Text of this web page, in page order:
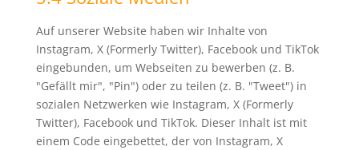
Auf unserer Website haben wir Inhalte von
Instagram, X (Formerly Twitter), Facebook und TikTok
eingebunden, um Webseiten zu bewerben (z. B.
"Gefällt mir", "Pin") oder zu teilen (z. B. "Tweet") in
sozialen Netzwerken wie Instagram, X (Formerly
Twitter), Facebook und TikTok. Dieser Inhalt ist mit
einem Code eingebettet, der von Instagram, X